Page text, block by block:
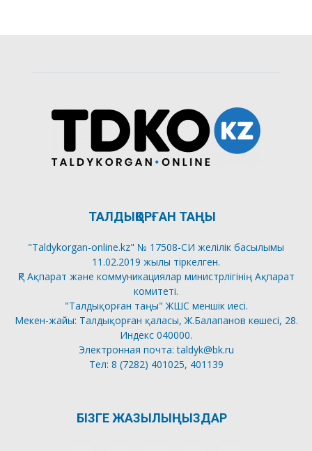
ТАЛДЫҚОРҒАН ТАҢЫ
"Taldykorgan-online.kz" № 17508-СИ желілік басылымы
11.02.2019 жылы тіркелген.
ҚР Ақпарат және коммуникациялар министрлігінің Ақпарат
комитеті.
"Талдықорған таңы" ЖШС меншік иесі.
Мекен-жайы: Талдықорған қаласы, Ж.Балапанов көшесі, 28.
Индекс 040000.
Электронная почта: taldyk@bk.ru
Тел: 8 (7282) 401025, 401139
БІЗГЕ ЖАЗЫЛЫҢЫЗДАР